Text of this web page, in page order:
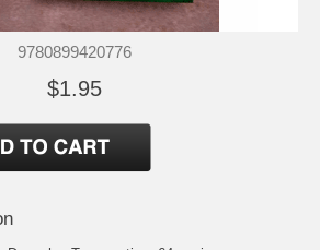
9780899420776
$1.95